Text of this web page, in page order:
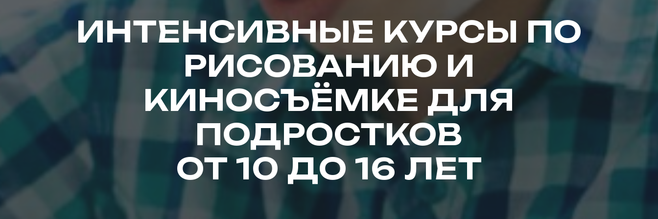
ИНТЕНСИВНЫЕ КУРСЫ ПО
РИСОВАНИЮ И
КИНОСЪЁМКЕ ДЛЯ
ПОДРОСТКОВ
ОТ 10 ДО 16 ЛЕТ